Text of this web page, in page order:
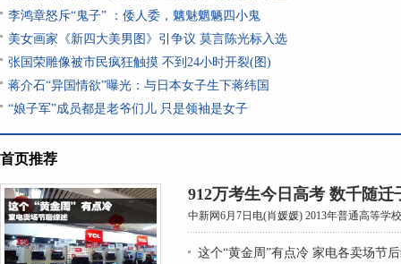
李鸿章怒斥“鬼子” ：倭人委，魑魅魍魉四小鬼
美女画家《新四大美男图》引争议 莫言陈光标入选
张国荣雕像被市民疯狂触摸 不到24小时开裂(图)
蒋介石“异国情欲”曝光：与日本女子生下蒋纬国
“娘子军”成员都是老爷们儿 只是领袖是女子
首页推荐
912万考生今日高考 数千随迁
中新网6月7日电(肖媛媛) 2013年普通高等学
这个“黄金周”有点冷 家电各卖场节